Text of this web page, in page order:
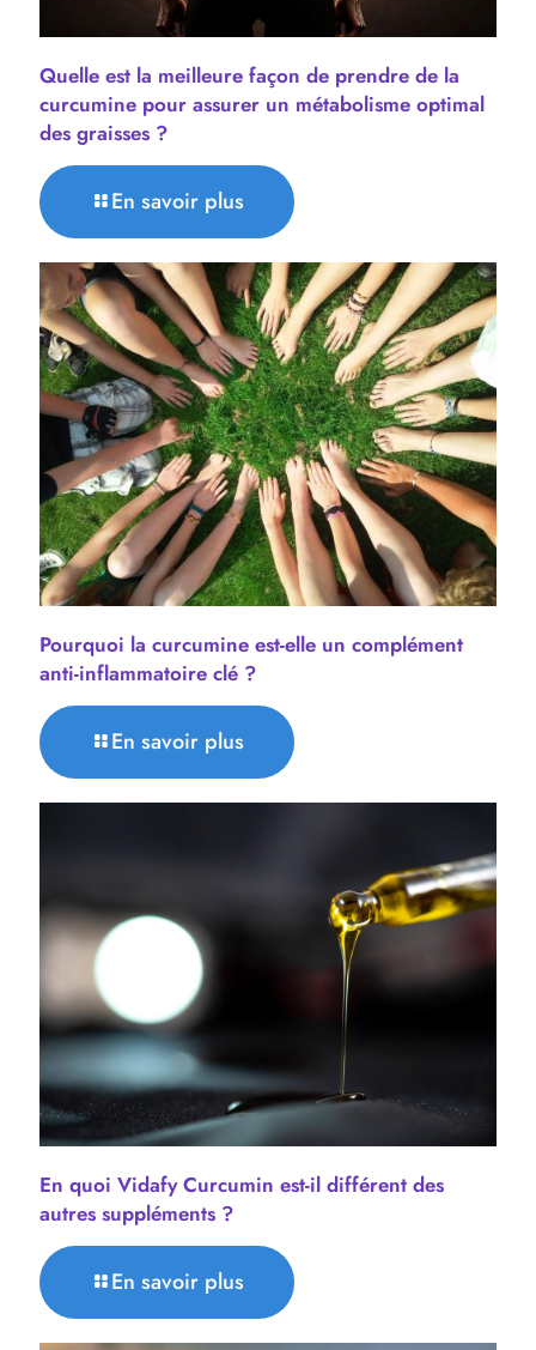
Quelle est la meilleure façon de prendre de la
curcumine pour assurer un métabolisme optimal
des graisses ?
En savoir plus
Pourquoi la curcumine est-elle un complément
anti-inflammatoire clé ?
En savoir plus
En quoi Vidafy Curcumin est-il différent des
autres suppléments ?
En savoir plus